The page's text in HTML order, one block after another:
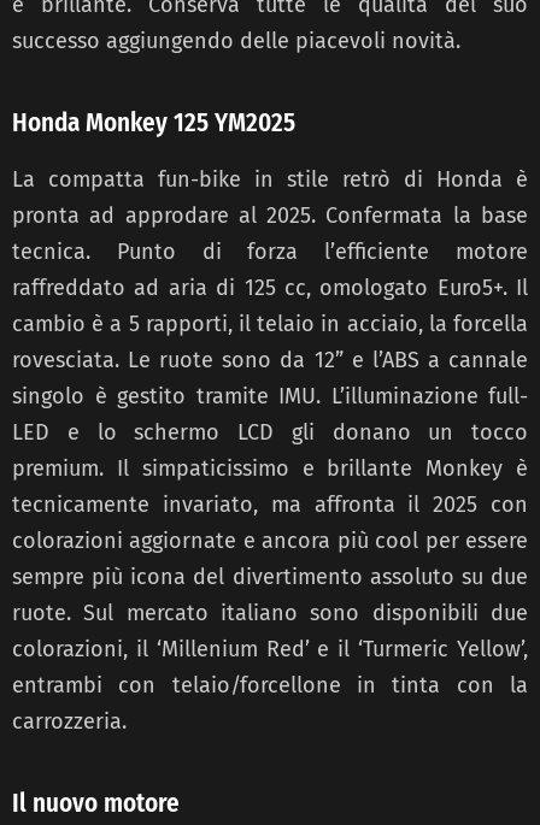
successo aggiungendo delle piacevoli novità.
Honda Monkey 125 YM2025
La compatta fun-bike in stile retrò di Honda è
pronta ad approdare al 2025. Confermata la base
tecnica. Punto di forza l’efficiente motore
raffreddato ad aria di 125 cc, omologato Euro5+. Il
cambio è a 5 rapporti, il telaio in acciaio, la forcella
rovesciata. Le ruote sono da 12” e l’ABS a cannale
singolo è gestito tramite IMU. L’illuminazione full-
LED e lo schermo LCD gli donano un tocco
premium. Il simpaticissimo e brillante Monkey è
tecnicamente invariato, ma affronta il 2025 con
colorazioni aggiornate e ancora più cool per essere
sempre più icona del divertimento assoluto su due
ruote. Sul mercato italiano sono disponibili due
colorazioni, il ‘Millenium Red’ e il ‘Turmeric Yellow’,
entrambi con telaio/forcellone in tinta con la
carrozzeria.
Il nuovo motore